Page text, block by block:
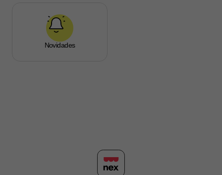
Novidades